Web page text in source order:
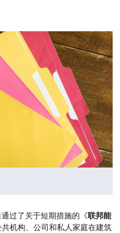
过了关于短期措施的《联邦能
机构、公司和私人家庭在建筑